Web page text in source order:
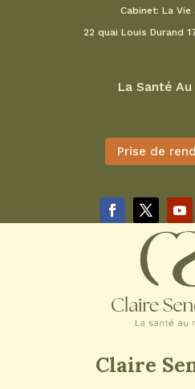
Cabinet: La Vie
22 quai Louis Durand
La Santé
Prise de
Claire